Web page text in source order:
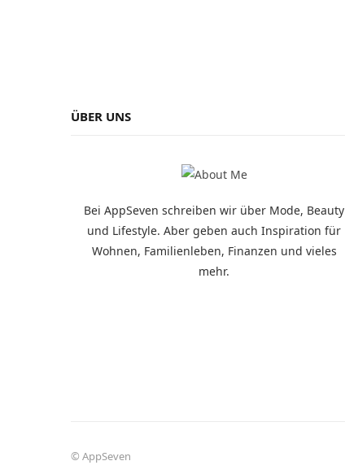
ÜBER UNS
Bei AppSeven schreiben wir über Mode, Beauty
und Lifestyle. Aber geben auch Inspiration für
Wohnen, Familienleben, Finanzen und vieles
mehr.
© AppSeven